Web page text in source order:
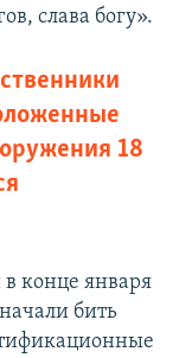
слава богу».
18
конце января
бить